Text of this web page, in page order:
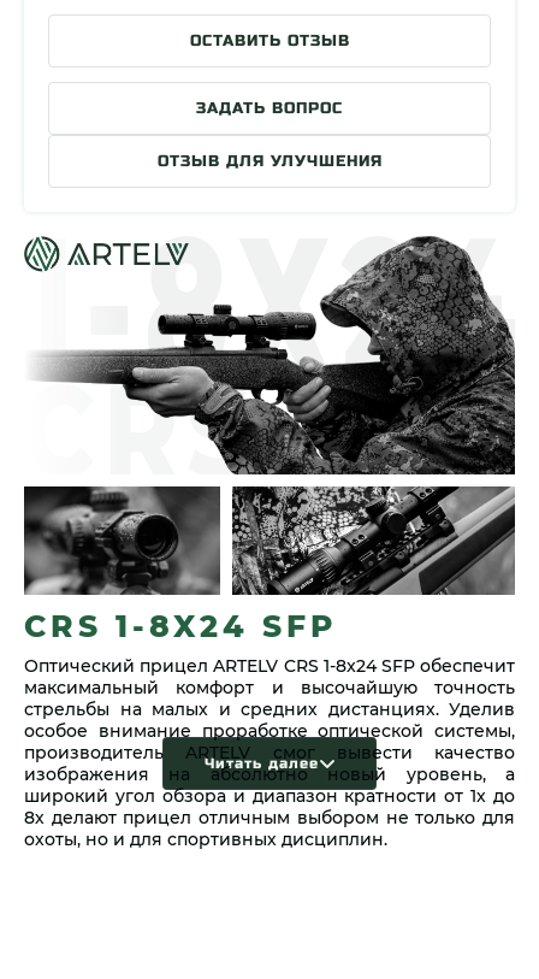
Габариты
287x65x50 мм
Страна разработки
Россия
ОСТАВИТЬ ОТЗЫВ
ЗАДАТЬ ВОПРОС
ОТЗЫВ ДЛЯ УЛУЧШЕНИЯ
CRS 1-8X24 SFP
Оптический прицел ARTELV CRS 1-8x24 SFP обеспечит
максимальный комфорт и высочайшую точность
стрельбы на малых и средних дистанциях. Уделив
особое внимание проработке оптической системы,
производитель ARTELV смог вывести качество
изображения на абсолютно новый уровень, а
широкий угол обзора и диапазон кратности от 1х до
8х делают прицел отличным выбором не только для
охоты, но и для спортивных дисциплин.
Читать далее